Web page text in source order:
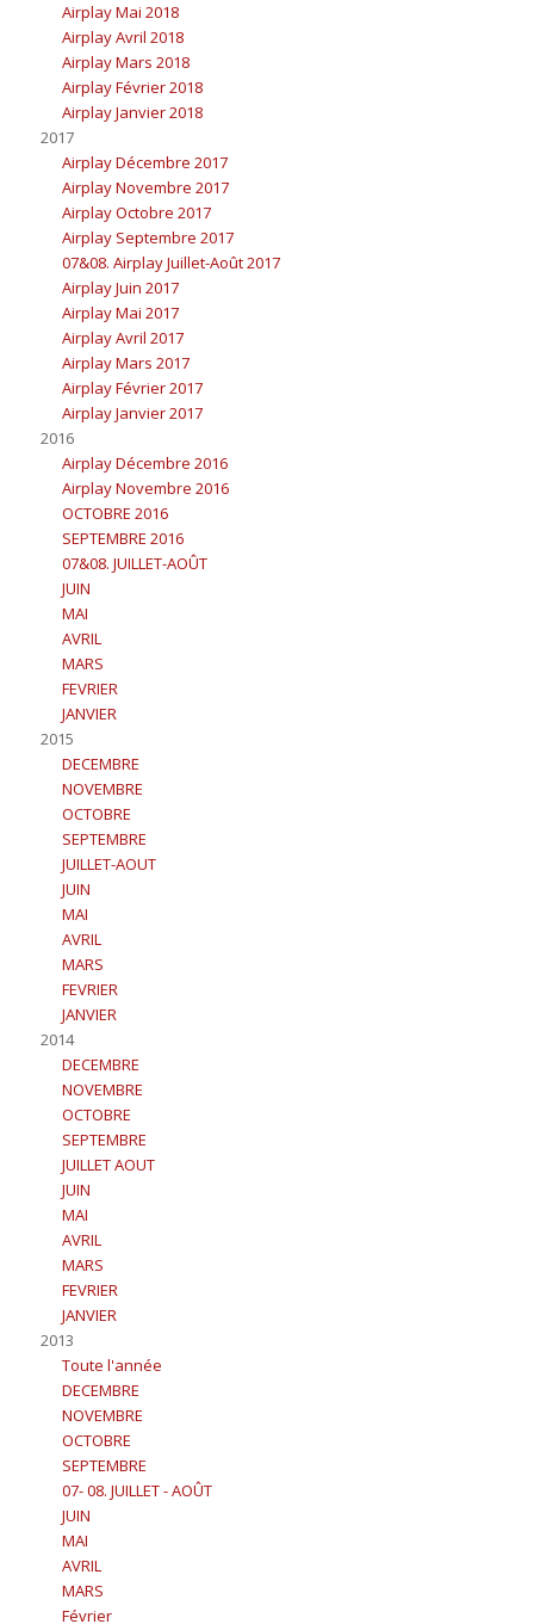
Airplay Mai 2018
Airplay Avril 2018
Airplay Mars 2018
Airplay Février 2018
Airplay Janvier 2018
2017
Airplay Décembre 2017
Airplay Novembre 2017
Airplay Octobre 2017
Airplay Septembre 2017
07&08. Airplay Juillet-Août 2017
Airplay Juin 2017
Airplay Mai 2017
Airplay Avril 2017
Airplay Mars 2017
Airplay Février 2017
Airplay Janvier 2017
2016
Airplay Décembre 2016
Airplay Novembre 2016
OCTOBRE 2016
SEPTEMBRE 2016
07&08. JUILLET-AOÛT
JUIN
MAI
AVRIL
MARS
FEVRIER
JANVIER
2015
DECEMBRE
NOVEMBRE
OCTOBRE
SEPTEMBRE
JUILLET-AOUT
JUIN
MAI
AVRIL
MARS
FEVRIER
JANVIER
2014
DECEMBRE
NOVEMBRE
OCTOBRE
SEPTEMBRE
JUILLET AOUT
JUIN
MAI
AVRIL
MARS
FEVRIER
JANVIER
2013
Toute l'année
DECEMBRE
NOVEMBRE
OCTOBRE
SEPTEMBRE
07- 08. JUILLET - AOÛT
JUIN
MAI
AVRIL
MARS
Février